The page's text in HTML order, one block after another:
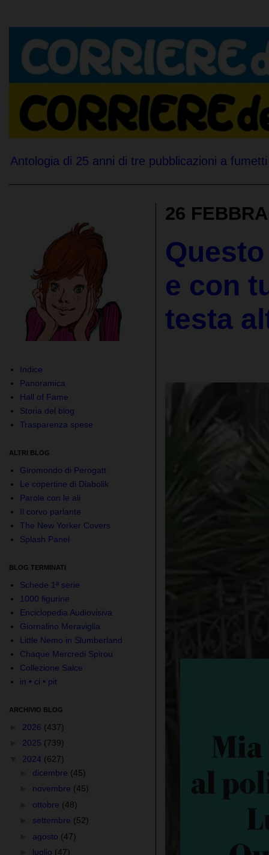
Antologia di 25 anni di tre pubblicazioni a
26
e con
testa
Indice
Panoramica
Hall of Fame
Storia del blog
Trasparenza spese
ALTRI BLOG
Giromondo di Perogatt
Le copertine di Diabolik
Parole con le ali
Il corvo parlante
The New Yorker Covers
Splash Panel
BLOG TERMINATI
Schede 1ª serie
1000 figurine
Enciclopedia Audiovisiva
Giornalino Meraviglia
Little Nemo in Slumberland
Chaque Mercredi Spirou
Collezione Salce
in • ci • pit
ARCHIVIO BLOG
2026 (437)
2025 (739)
2024 (627)
dicembre (45)
novembre (45)
ottobre (48)
settembre (52)
agosto (47)
luglio (47)